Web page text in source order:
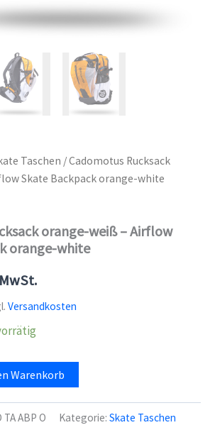
Taschen / Cadomotus Rucksack
Skate Backpack orange-white
orange-weiß – Airflow
orange-white
Versandkosten
Warenkorb
TA ABP O Kategorie: Skate Taschen